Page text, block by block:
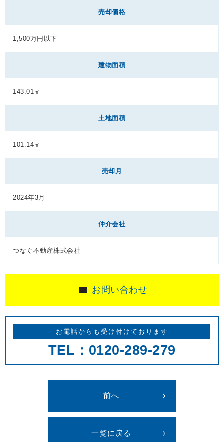
売却価格
1,500万円以下
建物面積
143.01㎡
土地面積
101.14㎡
売却月
2024年3月
仲介会社
つなぐ不動産株式会社
お問い合わせ
お電話からも受け付けております
TEL：0120-289-279
前へ
一覧に戻る